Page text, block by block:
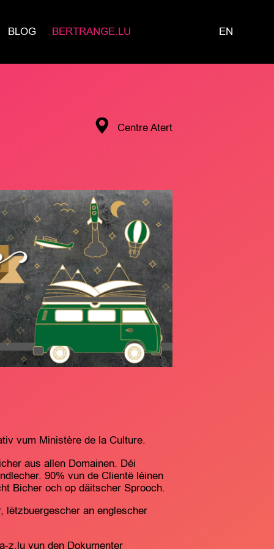
BLOG BERTRANGE.LU EN
Centre Atert
vum Ministère de la Culture.
aus allen Domainen. Déi
90% vun de Clientë léinen
Bicher och op däitscher Sprooch.
lëtzbuergescher an englescher
z.lu vun den Dokumenter